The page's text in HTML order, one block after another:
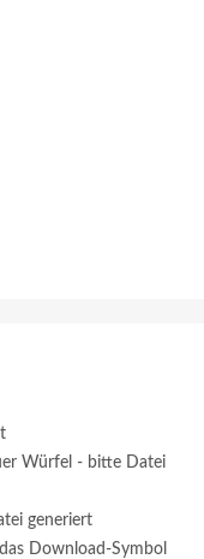
Würfel - bitte Datei
generiert
Download-Symbol